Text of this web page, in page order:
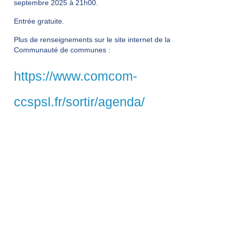
Dans le cadre de la saison culturelle hiver 2025/2026 de la
le théâtre des Bénédictins accueille la soirée d’ouverture de la
saison culturelle avec le groupe Sarahpsody le samedi 6
septembre 2025 à 21h00.
Plus de renseignements sur le site internet de la Communauté